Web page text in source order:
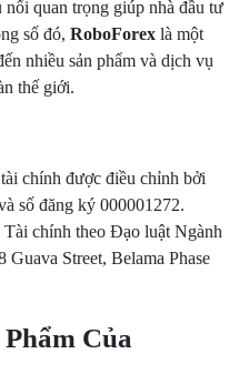
quan trọng giúp nhà đầu tư
số đó, RoboForex là một
nhiều sản phẩm và dịch vụ
thế giới.
chính được điều chỉnh bởi
số đăng ký 000001272.
chính theo Đạo luật Ngành
Street, Belama Phase
Của